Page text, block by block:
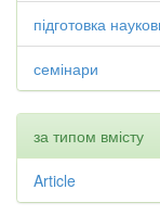
підготовка
семінари
за типом вмісту
Article